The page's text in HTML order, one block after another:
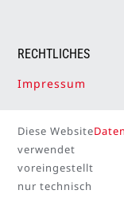
RECHTLICHES
Impressum
Cookie-
Diese Website
verwendet
voreingestellt
nur technisch